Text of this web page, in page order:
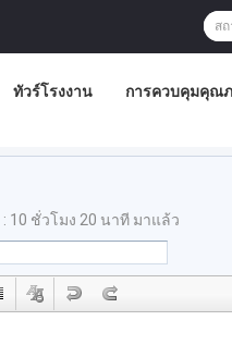
ทัวร์โรงงาน การควบคุมคุณ
10 ชั่วโมง 20 นาที มาแล้ว